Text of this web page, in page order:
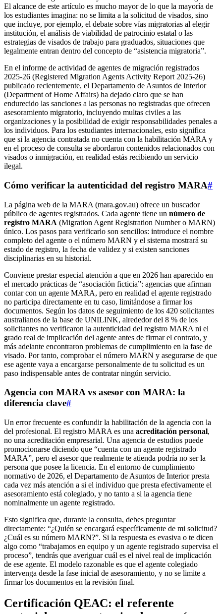
El alcance de este artículo es mucho mayor de lo que la mayoría de
los estudiantes imagina: no se limita a la solicitud de visados, sino
que incluye, por ejemplo, el debate sobre vías migratorias al elegir
institución, el análisis de viabilidad de patrocinio estatal o las
estrategias de visados de trabajo para graduados, situaciones que
legalmente entran dentro del concepto de “asistencia migratoria”.
En el informe de actividad de agentes de migración registrados
2025-26 (Registered Migration Agents Activity Report 2025-26)
publicado recientemente, el Departamento de Asuntos de Interior
(Department of Home Affairs) ha dejado claro que se han
endurecido las sanciones a las personas no registradas que ofrecen
asesoramiento migratorio, incluyendo multas civiles a las
organizaciones y la posibilidad de exigir responsabilidades penales a
los individuos. Para los estudiantes internacionales, esto significa
que si la agencia contratada no cuenta con la habilitación MARA y
en el proceso de consulta se abordaron contenidos relacionados con
visados o inmigración, en realidad estás recibiendo un servicio
ilegal.
Cómo verificar la autenticidad del registro MARA#
La página web de la MARA (mara.gov.au) ofrece un buscador
público de agentes registrados. Cada agente tiene un número de
registro MARA (Migration Agent Registration Number o MARN)
único. Los pasos para verificarlo son sencillos: introduce el nombre
completo del agente o el número MARN y el sistema mostrará su
estado de registro, la fecha de validez y si existen sanciones
disciplinarias en su historial.
Conviene prestar especial atención a que en 2026 han aparecido en
el mercado prácticas de “asociación ficticia”: agencias que afirman
contar con un agente MARA, pero en realidad el agente registrado
no participa directamente en tu caso, limitándose a firmar los
documentos. Según los datos de seguimiento de los 420 solicitantes
australianos de la base de UNILINK, alrededor del 8 % de los
solicitantes no verificaron la autenticidad del registro MARA ni el
grado real de implicación del agente antes de firmar el contrato, y
más adelante encontraron problemas de cumplimiento en la fase de
visado. Por tanto, comprobar el número MARN y asegurarse de que
ese agente vaya a encargarse personalmente de tu solicitud es un
paso indispensable antes de contratar ningún servicio.
Agencia con MARA vs asesor con MARA: la
diferencia clave#
Un error frecuente es confundir la habilitación de la agencia con la
del profesional. El registro MARA es una acreditación personal,
no una acreditación empresarial. Una agencia de estudios puede
promocionarse diciendo que “cuenta con un agente registrado
MARA”, pero el asesor que realmente te atienda podría no ser la
persona que posee la licencia. En el entorno de cumplimiento
normativo de 2026, el Departamento de Asuntos de Interior presta
cada vez más atención a si el individuo que presta efectivamente el
asesoramiento está colegiado, y no tanto a si la agencia tiene
nominalmente un agente registrado.
Esto significa que, durante la consulta, debes preguntar
directamente: “¿Quién se encargará específicamente de mi solicitud?
¿Cuál es su número MARN?”. Si la respuesta es evasiva o te dicen
algo como “trabajamos en equipo y un agente registrado supervisa el
proceso”, tendrás que averiguar cuál es el nivel real de implicación
de ese agente. El modelo razonable es que el agente colegiado
intervenga desde la fase inicial de asesoramiento, y no se limite a
firmar los documentos en la revisión final.
Certificación QEAC: el referente